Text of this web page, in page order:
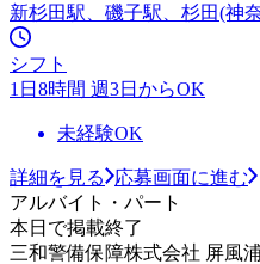
新杉田駅、磯子駅、杉田(神
シフト
1日8時間 週3日からOK
未経験OK
詳細を見る
応募画面に進む
アルバイト・パート
本日で掲載終了
三和警備保障株式会社 屏風